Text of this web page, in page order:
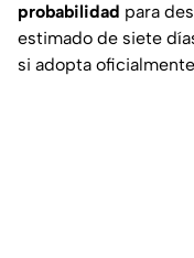
probabilidad para
estimado de siete
si adopta